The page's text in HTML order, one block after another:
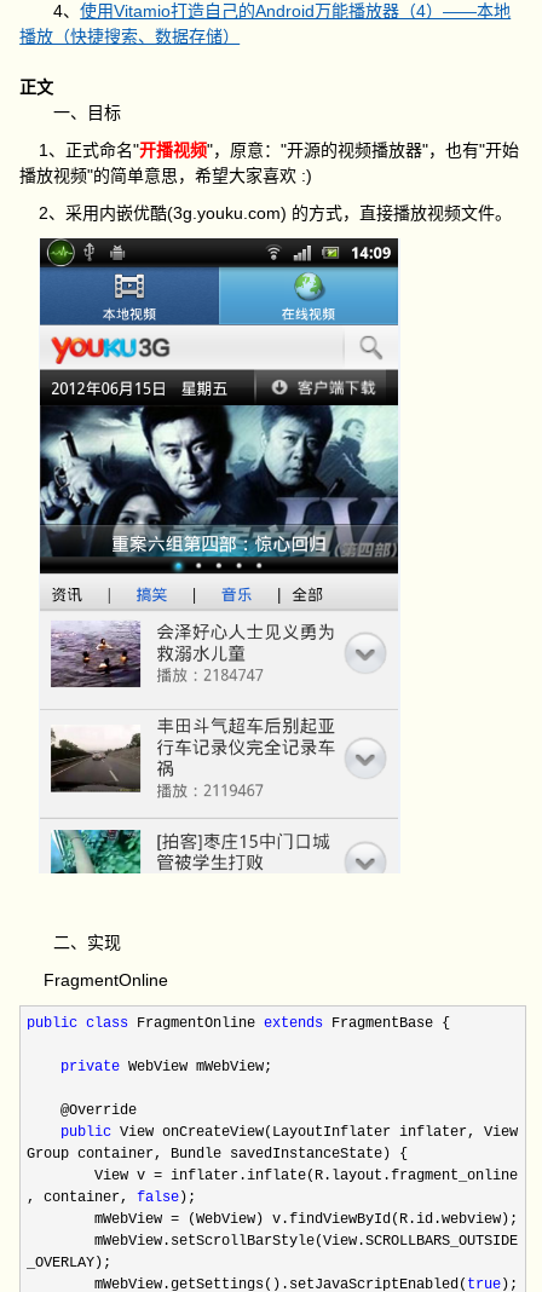
4、使用Vitamio打造自己的Android万能播放器（4）——本地
播放（快捷搜索、数据存储）
正文
一、目标
1、正式命名"开播视频"，原意："开源的视频播放器"，也有"开始
播放视频"的简单意思，希望大家喜欢 :)
2、采用内嵌优酷(3g.youku.com) 的方式，直接播放视频文件。
二、实现
FragmentOnline
public class FragmentOnlineextends FragmentBase {
private WebView mWebView;
@Override
public View onCreateView(LayoutInflater inflater, View
Group container, Bundle savedInstanceState) {
View v = inflater.inflate(R.layout.fragment_online
, container,false );
mWebView = (WebView) v.findViewById(R.id.webview);
mWebView.setScrollBarStyle(View.SCROLLBARS_OUTSIDE
_OVERLAY);
mWebView.getSettings().setJavaScriptEnabled( true );